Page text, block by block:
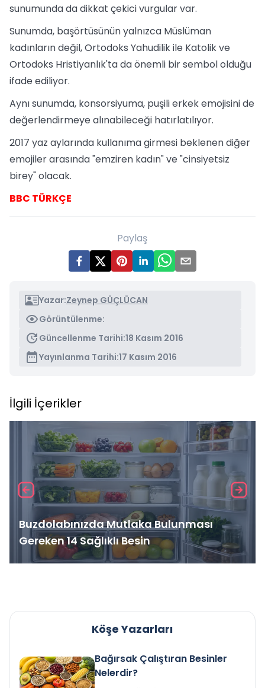
sunumunda da dikkat çekici vurgular var.
Sunumda, başörtüsünün yalnızca Müslüman
kadınların değil, Ortodoks Yahudilik ile Katolik ve
Ortodoks Hristiyanlık'ta da önemli bir sembol olduğu
ifade ediliyor.
Aynı sunumda, konsorsiyuma, puşili erkek emojisini de
değerlendirmeye alınabileceği hatırlatılıyor.
2017 yaz aylarında kullanıma girmesi beklenen diğer
emojiler arasında "emziren kadın" ve "cinsiyetsiz
birey" olacak.
BBC TÜRKÇE
Paylaş
Yazar:Zeynep GÜÇLÜCAN
Görüntülenme:
Güncellenme Tarihi:18 Kasım 2016
Yayınlanma Tarihi:17 Kasım 2016
İlgili İçerikler
Buzdolabınızda Mutlaka Bulunması
Gereken 14 Sağlıklı Besin
Köşe Yazarları
Bağırsak Çalıştıran Besinler
Nelerdir?